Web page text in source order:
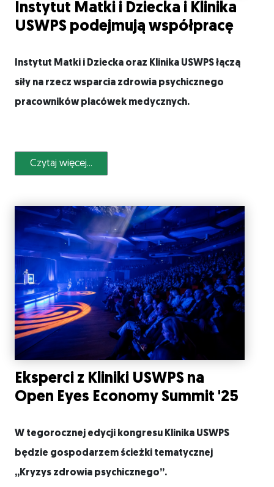
Instytut Matki i Dziecka i Klinika
USWPS podejmują współpracę
Instytut Matki i Dziecka oraz Klinika USWPS łączą
siły na rzecz wsparcia zdrowia psychicznego
pracowników placówek medycznych.
Czytaj więcej...
Eksperci z Kliniki USWPS na
Open Eyes Economy Summit '25
W tegorocznej edycji kongresu Klinika USWPS
będzie gospodarzem ścieżki tematycznej
„Kryzys zdrowia psychicznego”.